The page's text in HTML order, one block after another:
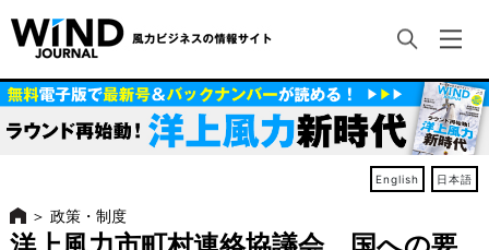
English 日本語
＞ 政策・制度